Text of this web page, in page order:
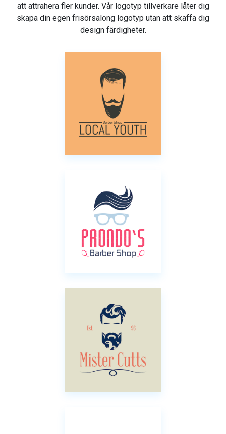
att attrahera fler kunder. Vår logotyp tillverkare låter dig
skapa din egen frisörsalong logotyp utan att skaffa dig
design färdigheter.